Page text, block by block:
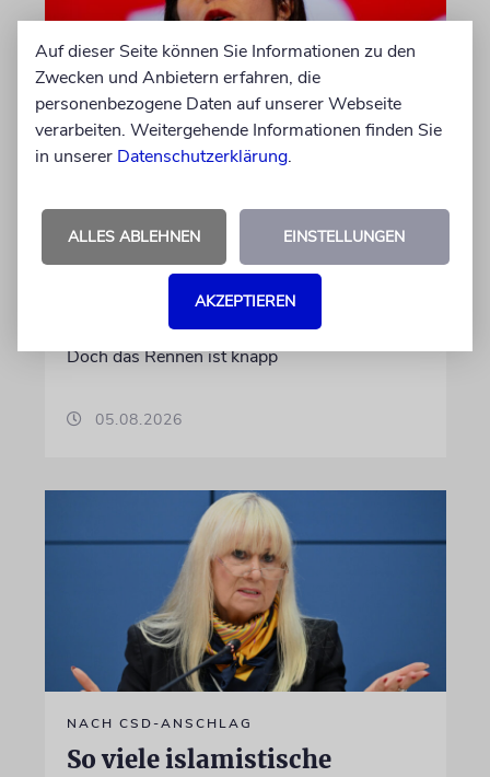
Platz eins
Landesparlament statt. Würde schon am
Sonntag gewählt, bekäme die Linke einer
Umfrage zufolge die größte Zustimmung.
Doch das Rennen ist knapp
05.08.2026
NACH CSD-ANSCHLAG
So viele islamistische
Auf dieser Seite können Sie Informationen zu den
Zwecken und Anbietern erfahren, die
personenbezogene Daten auf unserer Webseite
verarbeiten. Weitergehende Informationen finden Sie
in unserer Datenschutzerklärung.
ALLES ABLEHNEN EINSTELLUNGEN
AKZEPTIEREN